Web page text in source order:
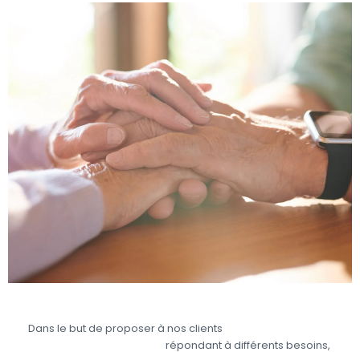
Dans le but de proposer à nos clients
répondant à différents besoins,